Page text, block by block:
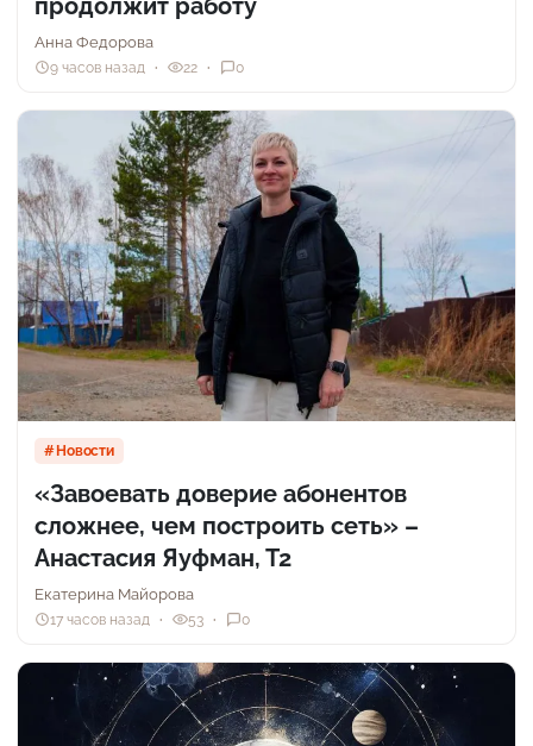
продолжит работу
Анна Федорова
9 часов назад 22 0
Новости
«Завоевать доверие абонентов
сложнее, чем построить сеть» –
Анастасия Яуфман, Т2
Екатерина Майорова
17 часов назад 53 0